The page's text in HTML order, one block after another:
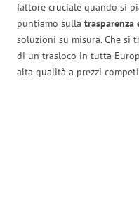
fattore cruciale quando si
puntiamo sulla trasparenza
soluzioni su misura. Che si
di un trasloco in tutta
alta qualità a prezzi